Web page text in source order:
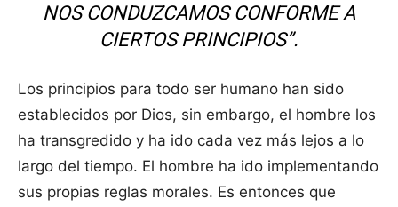
NOS CONDUZCAMOS CONFORME A
CIERTOS PRINCIPIOS”.
Los principios para todo ser humano han sido
establecidos por Dios, sin embargo, el hombre los
ha transgredido y ha ido cada vez más lejos a lo
largo del tiempo. El hombre ha ido implementando
sus propias reglas morales. Es entonces que